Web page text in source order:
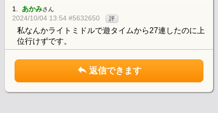
1. あかみさん
2024/10/04 13:54 #5632650 評
私なんかライトミドルで遊タイムから27連したのに上
位行けずです。
返信できます